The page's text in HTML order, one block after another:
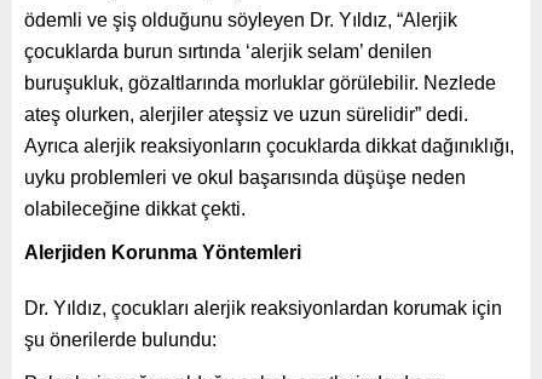
ödemli ve şiş olduğunu söyleyen Dr. Yıldız, “Alerjik
çocuklarda burun sırtında ‘alerjik selam’ denilen
buruşukluk, gözaltlarında morluklar görülebilir. Nezlede
ateş olurken, alerjiler ateşsiz ve uzun sürelidir” dedi.
Ayrıca alerjik reaksiyonların çocuklarda dikkat dağınıklığı,
uyku problemleri ve okul başarısında düşüşe neden
olabileceğine dikkat çekti.
Alerjiden Korunma Yöntemleri
Dr. Yıldız, çocukları alerjik reaksiyonlardan korumak için
şu önerilerde bulundu: